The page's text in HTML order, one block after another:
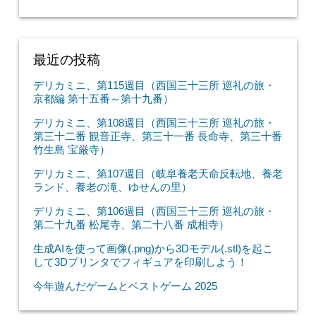
最近の投稿
デリカミニ、第115週目（西国三十三所 巡礼の旅・
京都編 第十五番～第十九番）
デリカミニ、第108週目（西国三十三所 巡礼の旅・
第三十二番 観音正寺、第三十一番 長命寺、第三十番
竹生島 宝厳寺）
デリカミニ、第107週目（岐阜養老天命反転地、養老
ランド、養老の滝、ゆせんの里）
デリカミニ、第106週目（西国三十三所 巡礼の旅・
第二十九番 松尾寺、第二十八番 成相寺）
生成AIを使って画像(.png)から3Dモデル(.stl)を起こ
して3Dプリンタでフィギュアを印刷しよう！
今年遊んだゲームとベストゲーム 2025